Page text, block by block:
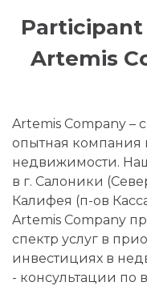
Artemis
Artemis Company –
опытная компания
недвижимости.
в г. Салоники
Калифея (п-ов
Artemis Company
спектр услуг в
инвестициях в
- консультации по